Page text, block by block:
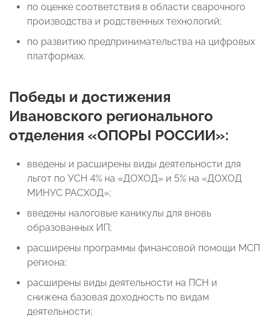
по оценке соответствия в области сварочного
производства и родственных технологий;
по развитию предпринимательства на цифровых
платформах.
Победы и достижения
Ивановского регионального
отделения «ОПОРЫ РОССИИ»:
введены и расширены виды деятельности для
льгот по УСН 4% на «ДОХОД» и 5% на «ДОХОД
МИНУС РАСХОД»;
введены налоговые каникулы для вновь
образованных ИП;
расширены программы финансовой помощи МСП
региона;
расширены виды деятельности на ПСН и
снижена базовая доходность по видам
деятельности;